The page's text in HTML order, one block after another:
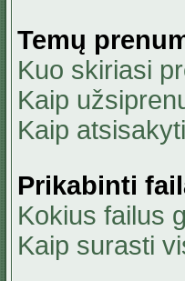
Temų
Kuo skiriasi
Kaip
Kaip
Prikabinti
Kokius failus
Kaip surasti